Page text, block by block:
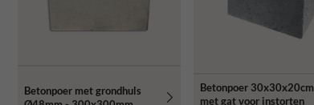
Betonpoer met grondhuls
Betonpoer 30x30x20cm
met gat voor instorten